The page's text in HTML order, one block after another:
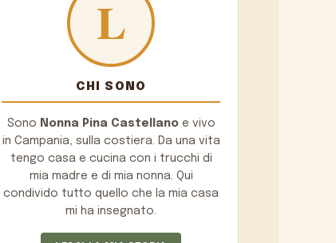
CHI SONO
Sono Nonna Pina Castellanoe vivo
in Campania, sulla costiera. Da una vita
tengo casa e cucina con i trucchi di
mia madre e di mia nonna. Qui
condivido tutto quello che la mia casa
mi ha insegnato.